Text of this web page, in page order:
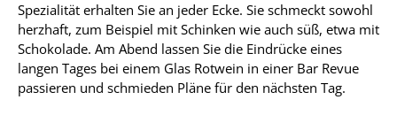
Spezialität erhalten Sie an jeder Ecke. Sie schmeckt sowohl
herzhaft, zum Beispiel mit Schinken wie auch süß, etwa mit
Schokolade. Am Abend lassen Sie die Eindrücke eines
langen Tages bei einem Glas Rotwein in einer Bar Revue
passieren und schmieden Pläne für den nächsten Tag.